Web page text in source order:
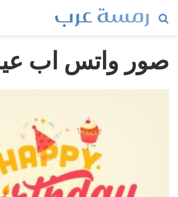
بحث
صور واتس اب